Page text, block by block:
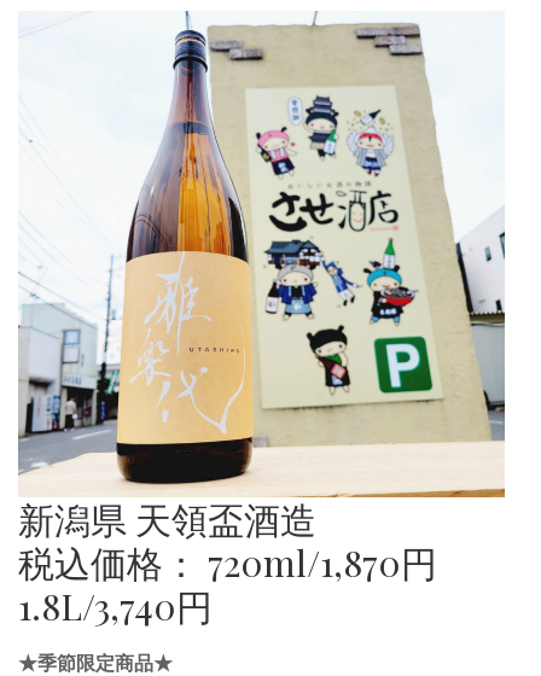
新潟県 天領盃酒造
税込価格： 720ml/1,870円
1.8L/3,740円
★季節限定商品★